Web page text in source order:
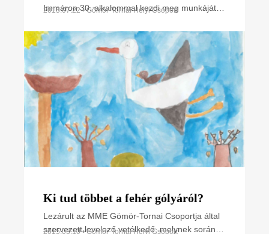
Természetvédelmi Tábor
Immáron 30. alkalommal kezdi meg munkáját
Aggteleki Nemzeti Park Igazgatóság által
közösen szervezett Bódva
2015.07.22 • Gömör-Tornai Helyi Csoport
Ki tud többet a fehér gólyáról?
Lezárult az MME Gömör-Tornai Csoportja által
szervezett levelező vetélkedő, melynek során 8
2015.03.10 • Gömör-Tornai Helyi Csoport